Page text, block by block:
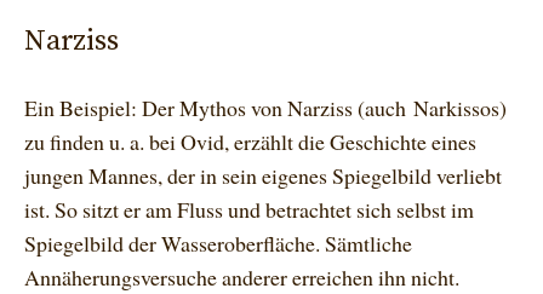
Narziss
Ein Beispiel: Der Mythos von Narziss (auch Narkissos)
zu finden u. a. bei Ovid, erzählt die Geschichte eines
jungen Mannes, der in sein eigenes Spiegelbild verliebt
ist. So sitzt er am Fluss und betrachtet sich selbst im
Spiegelbild der Wasseroberfläche. Sämtliche
Annäherungsversuche anderer erreichen ihn nicht.